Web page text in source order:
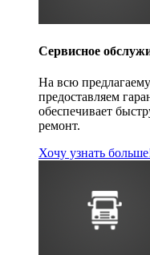
Сервисное
На всю
предоставляем
обеспечивает
ремонт.
Хочу узнать